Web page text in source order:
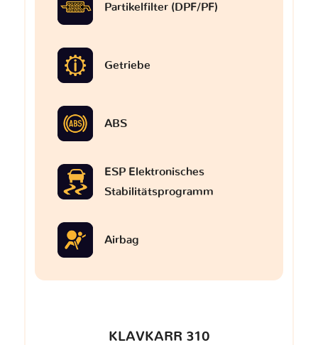
Partikelfilter (DPF/PF)
Getriebe
ABS
ESP Elektronisches
Stabilitätsprogramm
Airbag
KLAVKARR 310